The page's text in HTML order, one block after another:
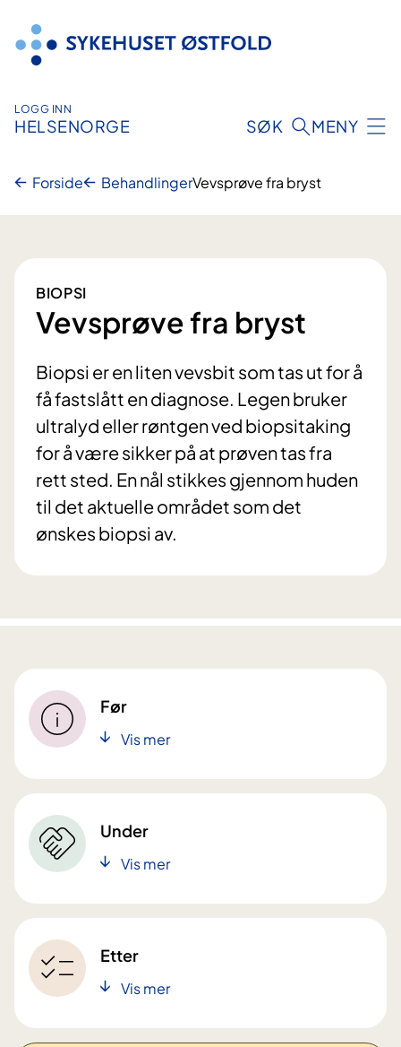
innhold
LOGG INN
HELSENORGE SØK MENY
Forside BehandlingerVevsprøve fra bryst
BIOPSI
Vevsprøve fra bryst
Biopsi er en liten vevsbit som tas ut for å
få fastslått en diagnose. Legen bruker
ultralyd eller røntgen ved biopsitaking
for å være sikker på at prøven tas fra
rett sted. En nål stikkes gjennom huden
til det aktuelle området som det
ønskes biopsi av.
Før
Vis mer
Under
Vis mer
Etter
Vis mer